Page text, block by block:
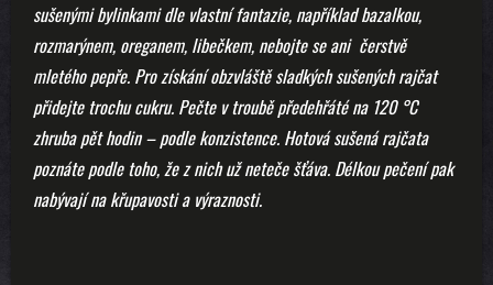
sušenými bylinkami dle vlastní fantazie, například bazalkou,
rozmarýnem, oreganem, libečkem, nebojte se ani čerstvě
mletého pepře. Pro získání obzvláště sladkých sušených rajčat
přidejte trochu cukru. Pečte v troubě předehřáté na 120 °C
zhruba pět hodin – podle konzistence. Hotová sušená rajčata
poznáte podle toho, že z nich už neteče šťáva. Délkou pečení pak
nabývají na křupavosti a výraznosti.